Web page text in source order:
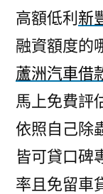
高額低利 新
融資額度的
蘆洲汽車借
馬上免費評
依照自己除
皆可貸口碑
率且免留車